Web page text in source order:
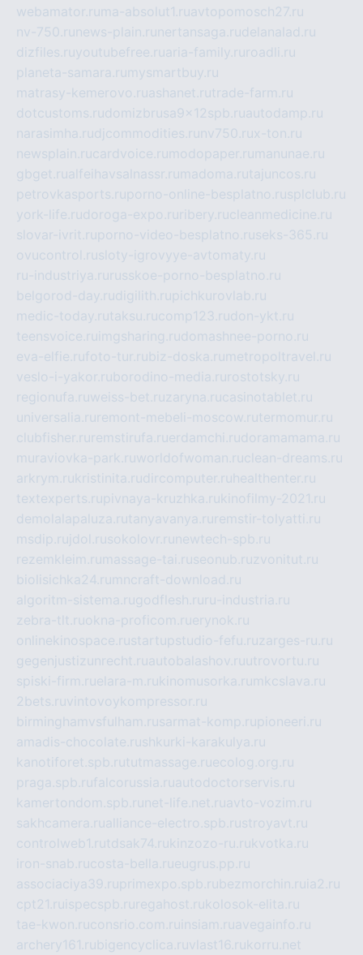
webamator.ru ma-absolut1.ruavtopomosch27.ru
nv-750.ru news-plain.ru nertansaga.rudelanalad.ru
dizfiles.ruyoutubefree.ruaria-family.ru roadli.ru
planeta-samara.ru mysmartbuy.ru
matrasy-kemerovo.ruashanet.rutrade-farm.ru
dotcustoms.rudomizbrusa9x12spb.ruautodamp.ru
narasimha.rudjcommodities.ru nv750.rux-ton.ru
newsplain.rucardvoice.ru modopaper.ru manunae.ru
gbget.rualfeihavsalnassr.ru madoma.rutajuncos.ru
petrovkasports.ruporno-online-besplatno.rusplclub.ru
york-life.rudoroga-expo.ru ribery.rucleanmedicine.ru
slovar-ivrit.ruporno-video-besplatno.ruseks-365.ru
ovucontrol.rusloty-igrovyye-avtomaty.ru
ru-industriya.ru russkoe-porno-besplatno.ru
belgorod-day.rudigilith.rupichkurovlab.ru
medic-today.rutaksu.rucomp123.rudon-ykt.ru
teensvoice.ru imgsharing.rudomashnee-porno.ru
eva-elfie.rufoto-tur.rubiz-doska.ru metropoltravel.ru
veslo-i-yakor.ruborodino-media.ru rostotsky.ru
regionufa.ruweiss-bet.ruzaryna.rucasinotablet.ru
universalia.ru remont-mebeli-moscow.rutermomur.ru
clubfisher.ru remstirufa.ruerdamchi.rudoramamama.ru
muraviovka-park.ruworldofwoman.ruclean-dreams.ru
arkrym.rukristinita.rudircomputer.ru healthenter.ru
textexperts.rupivnaya-kruzhka.rukinofilmy-2021.ru
demolalapaluza.rutanyavanya.ru remstir-tolyatti.ru
msdip.ru jdol.rusokolovr.ru newtech-spb.ru
rezemkleim.ru massage-tai.ruseonub.ruzvonitut.ru
biolisichka24.ru mncraft-download.ru
algoritm-sistema.rugodflesh.ru ru-industria.ru
zebra-tlt.ruokna-proficom.ruerynok.ru
onlinekinospace.rustartupstudio-fefu.ruzarges-ru.ru
gegenjustizunrecht.ruautobalashov.ruutrovortu.ru
spiski-firm.ruelara-m.rukinomusorka.ru mkcslava.ru
2bets.ruvintovoykompressor.ru
birminghamvsfulham.rusarmat-komp.rupioneeri.ru
amadis-chocolate.rushkurki-karakulya.ru
kanotiforet.spb.rututmassage.ruecolog.org.ru
praga.spb.rufalcorussia.ruautodoctorservis.ru
kamertondom.spb.ru net-life.net.ruavto-vozim.ru
sakhcamera.rualliance-electro.spb.rustroyavt.ru
controlweb1.rutdsak74.rukinzozo-ru.rukvotka.ru
iron-snab.rucosta-bella.rueugrus.pp.ru
associaciya39.ruprimexpo.spb.rubezmorchin.ru ia2.ru
cpt21.ru ispecspb.ru regahost.rukolosok-elita.ru
tae-kwon.ruconsrio.com.ru insiam.ruavegainfo.ru
archery161.rubigencyclica.ruvlast16.rukorru.net